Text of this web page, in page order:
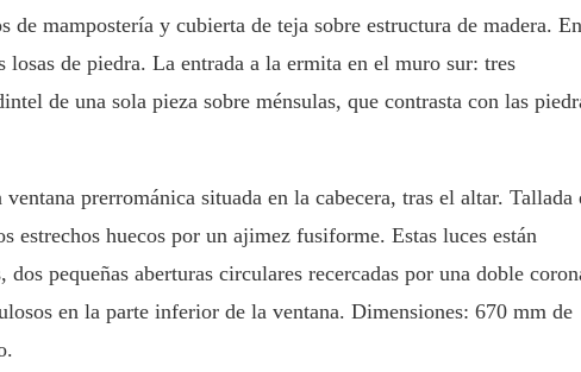
de mampostería y cubierta de teja sobre estructura de madera. En
losas de piedra. La entrada a la ermita en el muro sur: tres
de una sola pieza sobre ménsulas, que contrasta con las
prerrománica situada en la cabecera, tras el altar. Tallada
estrechos huecos por un ajimez fusiforme. Estas luces están
pequeñas aberturas circulares recercadas por una doble
en la parte inferior de la ventana. Dimensiones: 670 mm de